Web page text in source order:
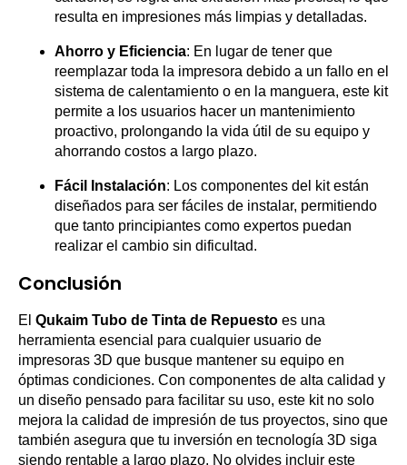
resulta en impresiones más limpias y detalladas.
Ahorro y Eficiencia: En lugar de tener que
reemplazar toda la impresora debido a un fallo en el
sistema de calentamiento o en la manguera, este kit
permite a los usuarios hacer un mantenimiento
proactivo, prolongando la vida útil de su equipo y
ahorrando costos a largo plazo.
Fácil Instalación: Los componentes del kit están
diseñados para ser fáciles de instalar, permitiendo
que tanto principiantes como expertos puedan
realizar el cambio sin dificultad.
Conclusión
El Qukaim Tubo de Tinta de Repuesto es una
herramienta esencial para cualquier usuario de
impresoras 3D que busque mantener su equipo en
óptimas condiciones. Con componentes de alta calidad y
un diseño pensado para facilitar su uso, este kit no solo
mejora la calidad de impresión de tus proyectos, sino que
también asegura que tu inversión en tecnología 3D siga
siendo rentable a largo plazo. No olvides incluir este